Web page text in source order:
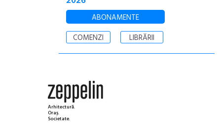
ABONAMENTE
COMENZI
LIBRĂRII
Arhitectură.
Oraș.
Societate.